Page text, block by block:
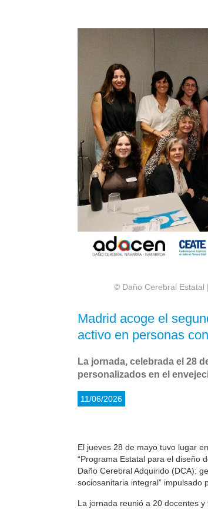
© Daño Cerebral Estatal
Madrid acoge el
activo en personas
La jornada, celebrada el 28
personalizados en el
11/06/2026
El jueves 28 de mayo tuvo lugar
“Programa Estatal para el diseño
Daño Cerebral Adquirido (DCA):
sociosanitaria integral” impulsado
La jornada reunió a 20 docentes